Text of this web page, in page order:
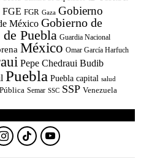
FGE FGR Gaza Gobierno
México Gobierno de
Puebla Guardia Nacional
México Omar García Harfuch
Pepe Chedraui Budib
Puebla Puebla capital salud
Semar SSC SSP Venezuela